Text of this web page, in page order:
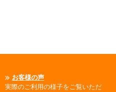
お客様の声
実際のご利用の様子をご覧いただ